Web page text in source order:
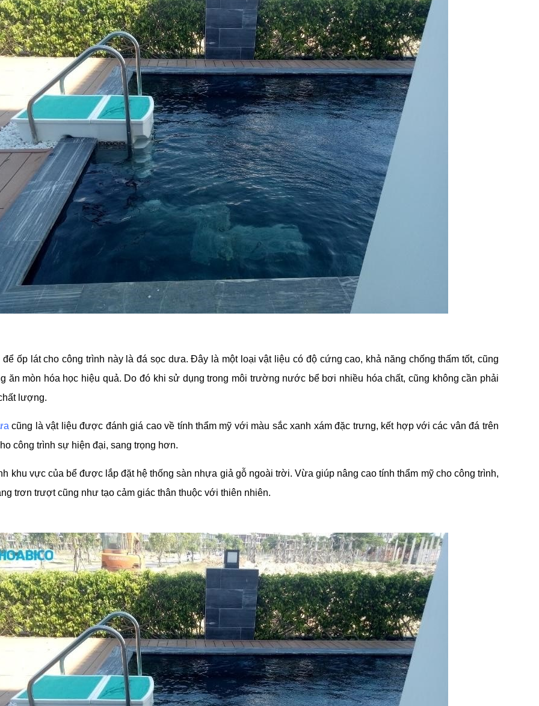
ốp lát cho công trình này là đá sọc dưa. Đây là một loại vật liệu có độ cứng cao, khả năng chống thấm tốt, cũng
ăn mòn hóa học hiệu quả. Do đó khi sử dụng trong môi trường nước bể bơi nhiều hóa chất, cũng không cần phải
lượng.
cũng là vật liệu được đánh giá cao về tính thẩm mỹ với màu sắc xanh xám đặc trưng, kết hợp với các vân đá trên
công trình sự hiện đại, sang trọng hơn.
khu vực của bể được lắp đặt hệ thống sàn nhựa giả gỗ ngoài trời. Vừa giúp nâng cao tính thẩm mỹ cho công trình,
trơn trượt cũng như tạo cảm giác thân thuộc với thiên nhiên.